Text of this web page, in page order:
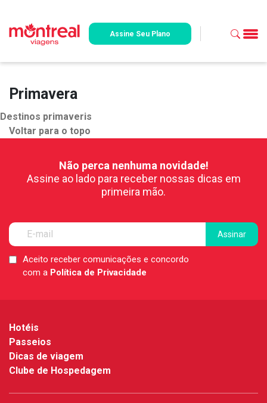
Assine Seu Plano
Primavera
Destinos primaveris
Voltar para o topo
Não perca nenhuma novidade!
Assine ao lado para receber nossas dicas em
primeira mão.
LGPDAceito receber comunicações e concordo
com a Política de Privacidade
Hotéis
Passeios
Dicas de viagem
Clube de Hospedagem